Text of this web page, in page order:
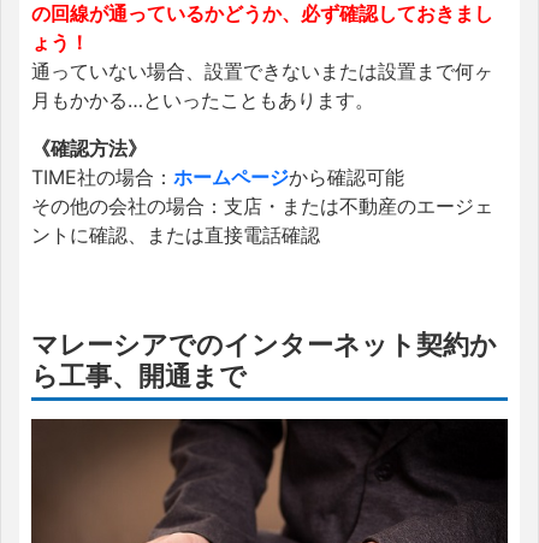
の回線が通っているかどうか、必ず確認しておきまし
ょう！
通っていない場合、設置できないまたは設置まで何ヶ
月もかかる…といったこともあります。
《確認方法》
TIME社の場合： ホームページから確認可能
その他の会社の場合：支店・または不動産のエージェ
ントに確認、または直接電話確認
マレーシアでのインターネット契約か
ら工事、開通まで